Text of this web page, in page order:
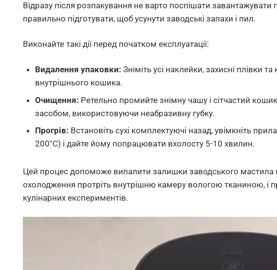
Відразу після розпакування не варто поспішати завантажувати
правильно підготувати, щоб усунути заводські запахи і пил.
Виконайте такі дії перед початком експлуатації:
Видалення упаковки: Зніміть усі наклейки, захисні плівки
внутрішнього кошика.
Очищення: Ретельно промийте знімну чашу і сітчастий
засобом, використовуючи неабразивну губку.
Прогрів: Встановіть сухі комплектуючі назад, увімкніть
200°C) і дайте йому попрацювати вхолосту 5-10 хвилин.
Цей процес допоможе випалити залишки заводського мастила
охолодження протріть внутрішню камеру вологою тканиною, і
кулінарних експериментів.